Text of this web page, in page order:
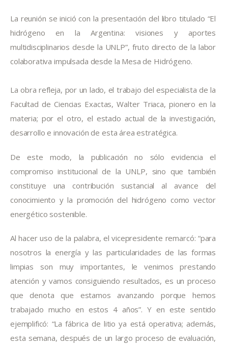
La reunión se inició con la presentación del libro titulado “El
hidrógeno en la Argentina: visiones y aportes
multidisciplinarios desde la UNLP”, fruto directo de la labor
colaborativa impulsada desde la Mesa de Hidrógeno.
La obra refleja, por un lado, el trabajo del especialista de la
Facultad de Ciencias Exactas, Walter Triaca, pionero en la
materia; por el otro, el estado actual de la investigación,
desarrollo e innovación de esta área estratégica.
De este modo, la publicación no sólo evidencia el
compromiso institucional de la UNLP, sino que también
constituye una contribución sustancial al avance del
conocimiento y la promoción del hidrógeno como vector
energético sostenible.
Al hacer uso de la palabra, el vicepresidente remarcó: “para
nosotros la energía y las particularidades de las formas
limpias son muy importantes, le venimos prestando
atención y vamos consiguiendo resultados, es un proceso
que denota que estamos avanzando porque hemos
trabajado mucho en estos 4 años”. Y en este sentido
ejemplificó: “La fábrica de litio ya está operativa; además,
esta semana, después de un largo proceso de evaluación,